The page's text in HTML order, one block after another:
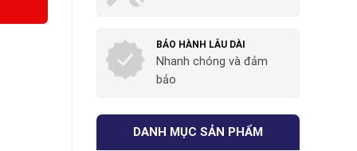
BẢO HÀNH LÂU DÀI
Nhanh chóng và đảm
bảo
DANH MỤC SẢN PHẨM